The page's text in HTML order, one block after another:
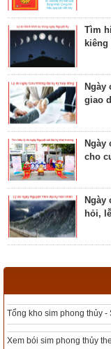
Bật
Giải
Luận
xấu?
Luận
xấu?
Tìm
Ngày
giao
Ngày
cho
Ngày
hỏi,
cho
Ngày
Tổng kho sim phong thủy
Xem bói sim phong thủy